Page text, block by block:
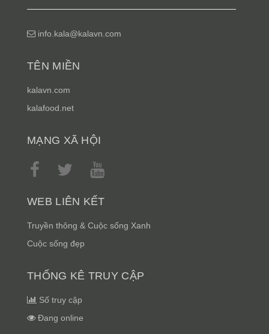
info.kala@kalavn.com
TÊN MIỀN
kalavn.com
kalafood.net
MẠNG XÃ HỘI
WEB LIÊN KẾT
Truyền thông & Cuộc sống Xanh
Cuộc sống đẹp
THỐNG KÊ TRUY CẬP
Số truy cập
Đang online